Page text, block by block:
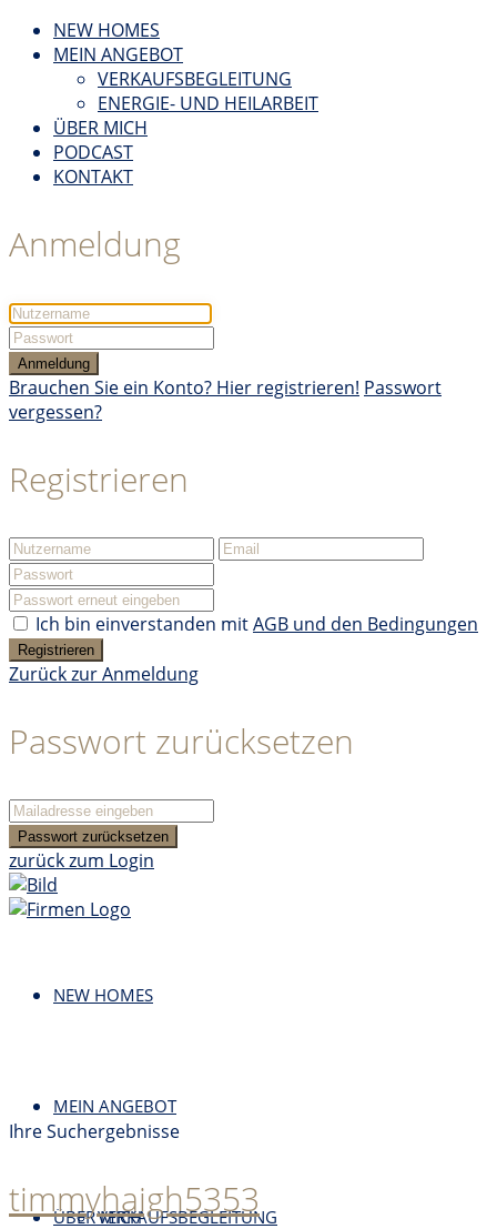
NEW HOMES
MEIN ANGEBOT
VERKAUFSBEGLEITUNG
ENERGIE- UND HEILARBEIT
ÜBER MICH
PODCAST
KONTAKT
Anmeldung
Anmeldung
Brauchen Sie ein Konto? Hier registrieren! Passwort
vergessen?
Registrieren
Ich bin einverstanden mitAGB und den Bedingungen
Registrieren
Zurück zur Anmeldung
Passwort zurücksetzen
Passwort zurücksetzen
zurück zum Login
NEW HOMES
MEIN ANGEBOT
VERKAUFSBEGLEITUNG
ÜBER MICH
Ihre Suchergebnisse
timmyhaigh5353